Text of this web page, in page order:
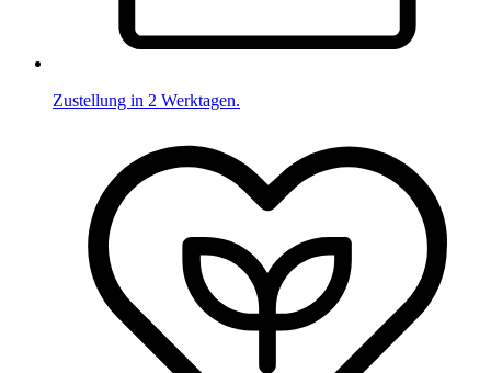
Zustellung in 2 Werktagen.